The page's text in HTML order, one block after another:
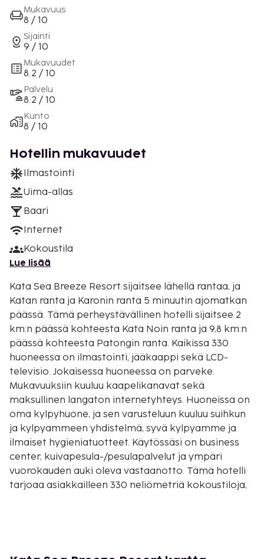
Mukavuus
8 / 10
Sijainti
9 / 10
Mukavuudet
8.2 / 10
Palvelu
8.2 / 10
Kunto
8 / 10
Hotellin mukavuudet
Ilmastointi
Uima-allas
Baari
Internet
Kokoustila
Lue lisää
Kata Sea Breeze Resort sijaitsee lähellä rantaa, ja
Katan ranta ja Karonin ranta 5 minuutin ajomatkan
päässä. Tämä perheystävällinen hotelli sijaitsee 2
km:n päässä kohteesta Kata Noin ranta ja 9,8 km:n
päässä kohteesta Patongin ranta. Kaikissa 330
huoneessa on ilmastointi, jääkaappi sekä LCD-
televisio. Jokaisessa huoneessa on parveke.
Mukavuuksiin kuuluu kaapelikanavat sekä
maksullinen langaton internetyhteys. Huoneissa on
oma kylpyhuone, ja sen varusteluun kuuluu suihkun
ja kylpyammeen yhdistelmä, syvä kylpyamme ja
ilmaiset hygieniatuotteet. Käytössäsi on business
center, kuivapesula-/pesulapalvelut ja ympäri
vuorokauden auki oleva vastaanotto. Tämä hotelli
tarjoaa asiakkailleen 330 neliömetriä kokoustiloja,
palveluihin kuuluvaa 4 ulkouima-allasta. Hotellin